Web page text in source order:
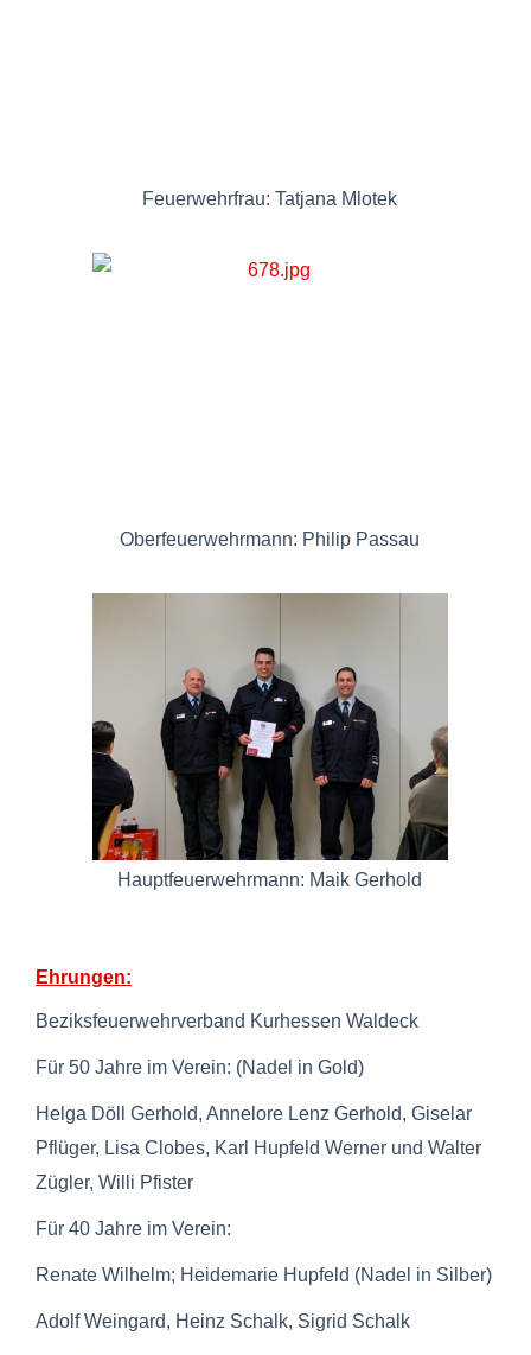
Feuerwehrfrau: Tatjana Mlotek
Oberfeuerwehrmann: Philip Passau
Hauptfeuerwehrmann: Maik Gerhold
Ehrungen:
Beziksfeuerwehrverband Kurhessen Waldeck
Für 50 Jahre im Verein: (Nadel in Gold)
Helga Döll Gerhold, Annelore Lenz Gerhold, Giselar
Pflüger, Lisa Clobes, Karl Hupfeld Werner und Walter
Zügler, Willi Pfister
Für 40 Jahre im Verein:
Renate Wilhelm; Heidemarie Hupfeld (Nadel in Silber)
Adolf Weingard, Heinz Schalk, Sigrid Schalk